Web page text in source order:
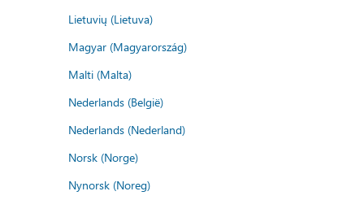
Lietuvių (Lietuva)
Magyar (Magyarország)
Malti (Malta)
Nederlands (België)
Nederlands (Nederland)
Norsk (Norge)
Nynorsk (Noreg)